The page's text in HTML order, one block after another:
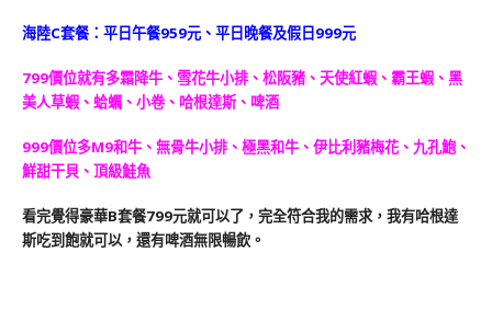
海陸C套餐：平日午餐959元、平日晚餐及假日999元
799價位就有多霜降牛、雪花牛小排、松阪豬、天使紅蝦、霸王蝦、黑
美人草蝦、蛤蠣、小卷、哈根達斯、啤酒
999價位多M9和牛、無骨牛小排、極黑和牛、伊比利豬梅花、九孔鮑、
鮮甜干貝、頂級鮭魚
看完覺得豪華B套餐799元就可以了，完全符合我的需求，我有哈根達
斯吃到飽就可以，還有啤酒無限暢飲。